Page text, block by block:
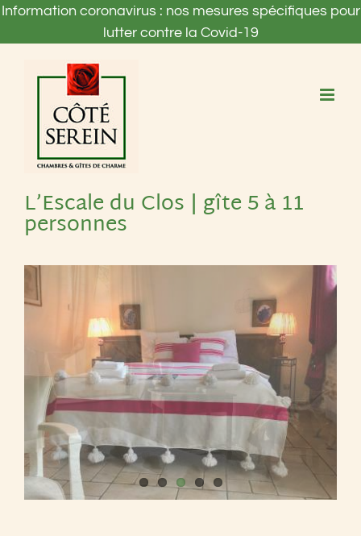
Passer
Information coronavirus : nos mesures spécifiques pour
lutter contre la Covid-19
L’Escale du Clos | gîte 5 à 11
personnes